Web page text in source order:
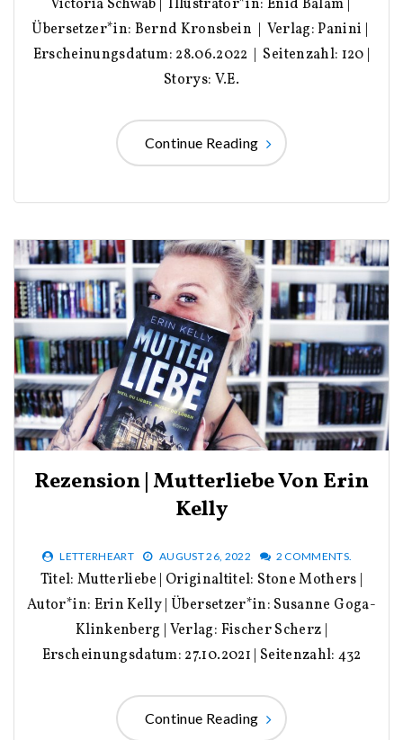
Victoria Schwab | Illustrator*in: Enid Balam |
Übersetzer*in: Bernd Kronsbein | Verlag: Panini |
Erscheinungsdatum: 28.06.2022 | Seitenzahl: 120 |
Storys: V.E.
Continue Reading
Rezension | Mutterliebe Von Erin
Kelly
LETTERHEART AUGUST 26, 2022 2 COMMENTS.
Titel: Mutterliebe | Originaltitel: Stone Mothers |
Autor*in: Erin Kelly | Übersetzer*in: Susanne Goga-
Klinkenberg | Verlag: Fischer Scherz |
Erscheinungsdatum: 27.10.2021 | Seitenzahl: 432
Continue Reading